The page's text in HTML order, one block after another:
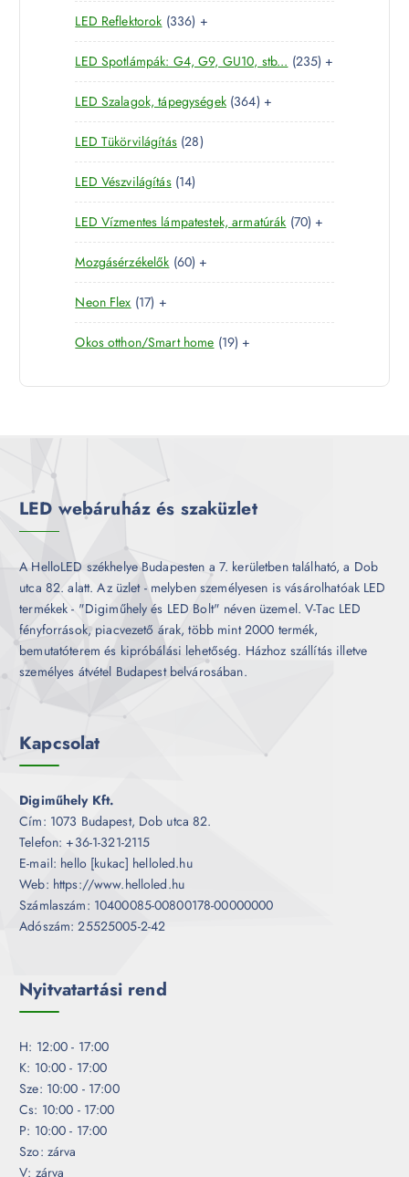
k
r
é
k
r
m
é
k
7
t
e
r
m
é
k
LED Reflektorok 3363
3
6
t
e
r
m
é
k
+
LED Spotlámpák: G4, G9, GU10, stb... 2352
3
t
r
é
k
+
LED Szalagok, tápegységek 3643
6
t
r
m
é
+
LED Tükörvilágítás 282
8
e
r
m
é
k
LED Vészvilágítás 141
4
t
e
r
m
k
LED Vízmentes lámpatestek, armatúrák 707
0
e
m
+
Mozgásérzékelők 606
0
e
r
é
+
Neon Flex 171
7
t
r
+
Okos otthon/Smart home 191
t
+
LED webáruház és szaküzlet
A HelloLED székhelye Budapesten a 7. kerületben található, a Dob
utca 82. alatt. Az üzlet - melyben személyesen is vásárolhatóak LED
termékek - "Digiműhely és LED Bolt" néven üzemel. V-Tac LED
fényforrások, piacvezető árak, több mint 2000 termék,
bemutatóterem és kipróbálási lehetőség. Házhoz szállítás illetve
személyes átvétel Budapest belvárosában.
Kapcsolat
Digiműhely Kft.
Cím: 1073 Budapest, Dob utca 82.
Telefon: +36-1-321-2115
E-mail: hello [kukac] helloled.hu
Web: https://www.helloled.hu
Számlaszám: 10400085-00800178-00000000
Adószám: 25525005-2-42
Nyitvatartási rend
H: 12:00 - 17:00
K: 10:00 - 17:00
Sze: 10:00 - 17:00
Cs: 10:00 - 17:00
P: 10:00 - 17:00
Szo: zárva
V: zárva